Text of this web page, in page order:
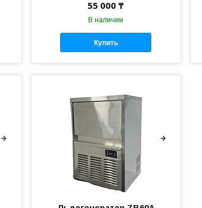
55 000 ₸
В наличии
Купить